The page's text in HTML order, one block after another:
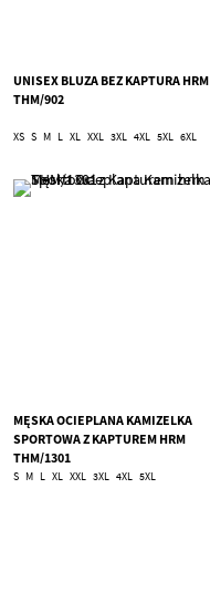
UNISEX BLUZA BEZ KAPTURA HRM
THM/902
XS S M L XL XXL 3XL 4XL 5XL 6XL
MĘSKA OCIEPLANA KAMIZELKA
SPORTOWA Z KAPTUREM HRM
THM/1301
S M L XL XXL 3XL 4XL 5XL